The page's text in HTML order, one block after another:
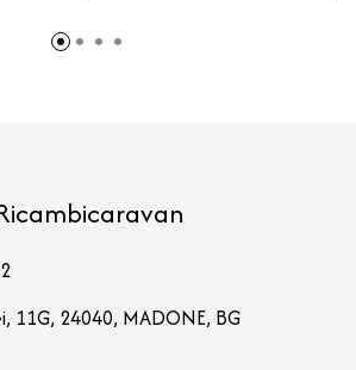
11G, 24040, MADONE, BG